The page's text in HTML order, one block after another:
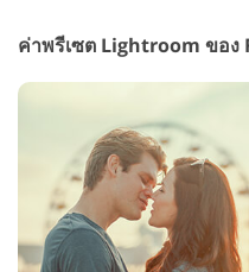
ค่าพรีเซต Lightroom ขอ